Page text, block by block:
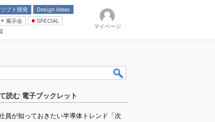
ソフト開発
Design Ideas
展示会
SPECIAL
マイページ
読む 電子ブックレット
員が知っておきたい半導体トレンド「次